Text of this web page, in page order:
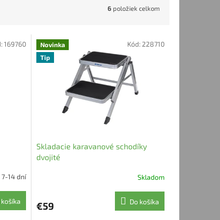
6 položiek celkom
7-14 dní
košíka
169760
Novinka
Tip
Skladacie karavanové schodíky
dvojité
Skladom
€59 Do košíka
Kód:228710